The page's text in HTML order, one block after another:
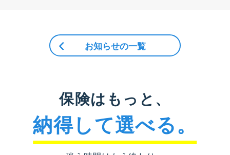
お知らせの一覧
保険はもっと、
納得して選べる。